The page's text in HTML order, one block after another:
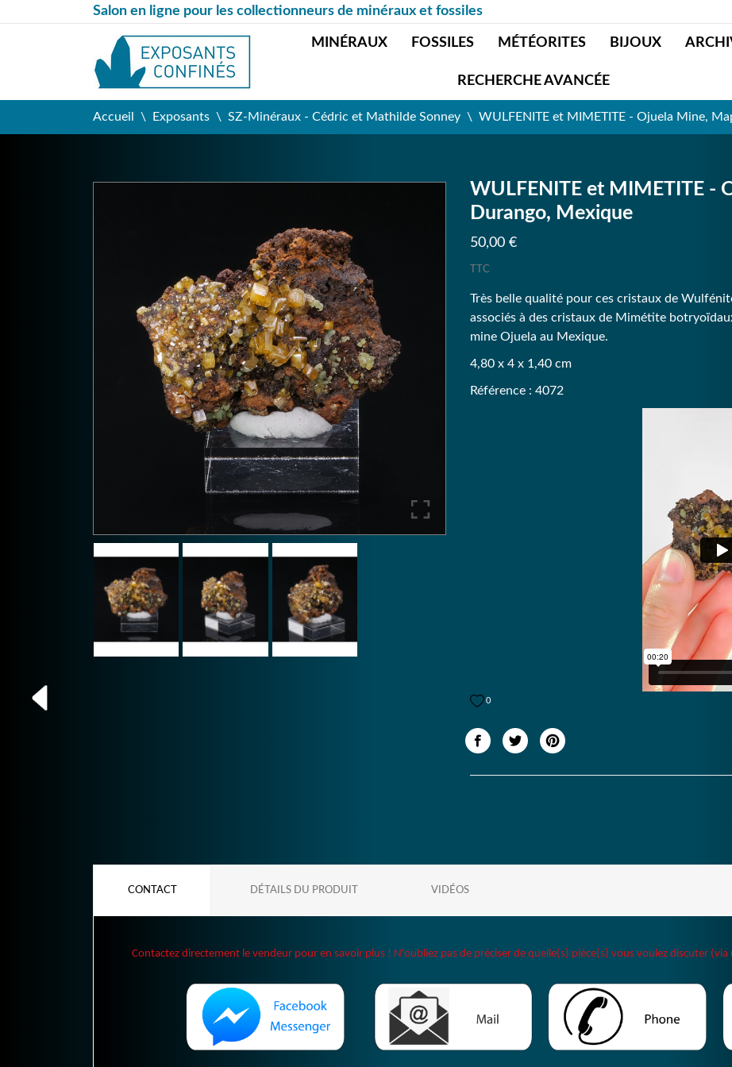
Salon en ligne pour les collectionneurs de minéraux et fossiles
MINÉRAUX FOSSILES MÉTÉORITES BIJOUX
RECHERCHE AVANCÉE
Accueil Exposants SZ-Minéraux - Cédric et Mathilde Sonney WULFENITE et MIMETITE - Ojuela Mine,
WULFENITE et MIMETITE -
Durango, Mexique
50,00 €
TTC
Très belle qualité pour ces cristaux de
associés à des cristaux de Mimétite
mine Ojuela au Mexique.
4,80 x 4 x 1,40 cm
Référence : 4072
0
CONTACT DÉTAILS DU PRODUIT VIDÉOS
Contactez directement le vendeur pour en savoir plus ! N'oubliez pas de préciser de quelle(s) pièce(s) vous voulez discuter